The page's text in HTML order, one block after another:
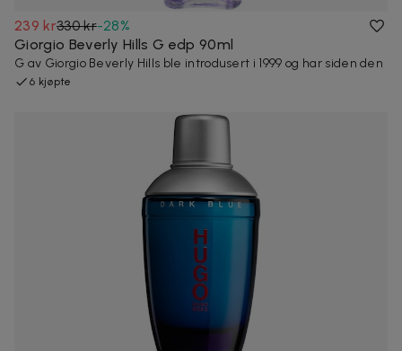
239 kr330 kr-28%
Giorgio Beverly Hills G edp 90ml
G av Giorgio Beverly Hills ble introdusert i 1999 og har siden den
6 kjøpte